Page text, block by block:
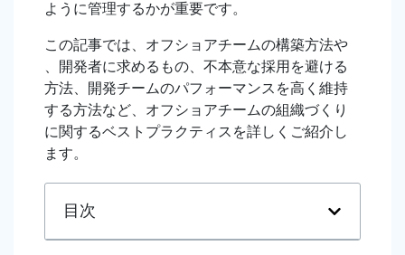
ように管理するかが重要です。
この記事では、オフショアチームの構築方法や
、開発者に求めるもの、不本意な採用を避ける
方法、開発チームのパフォーマンスを高く維持
する方法など、オフショアチームの組織づくり
に関するベストプラクティスを詳しくご紹介し
ます。
目次